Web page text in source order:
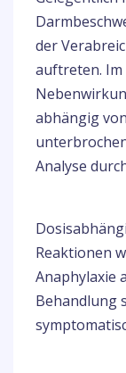
der
auftreten. Im
abhängig
Analyse
Reaktionen
Anaphylaxie
Behandlung